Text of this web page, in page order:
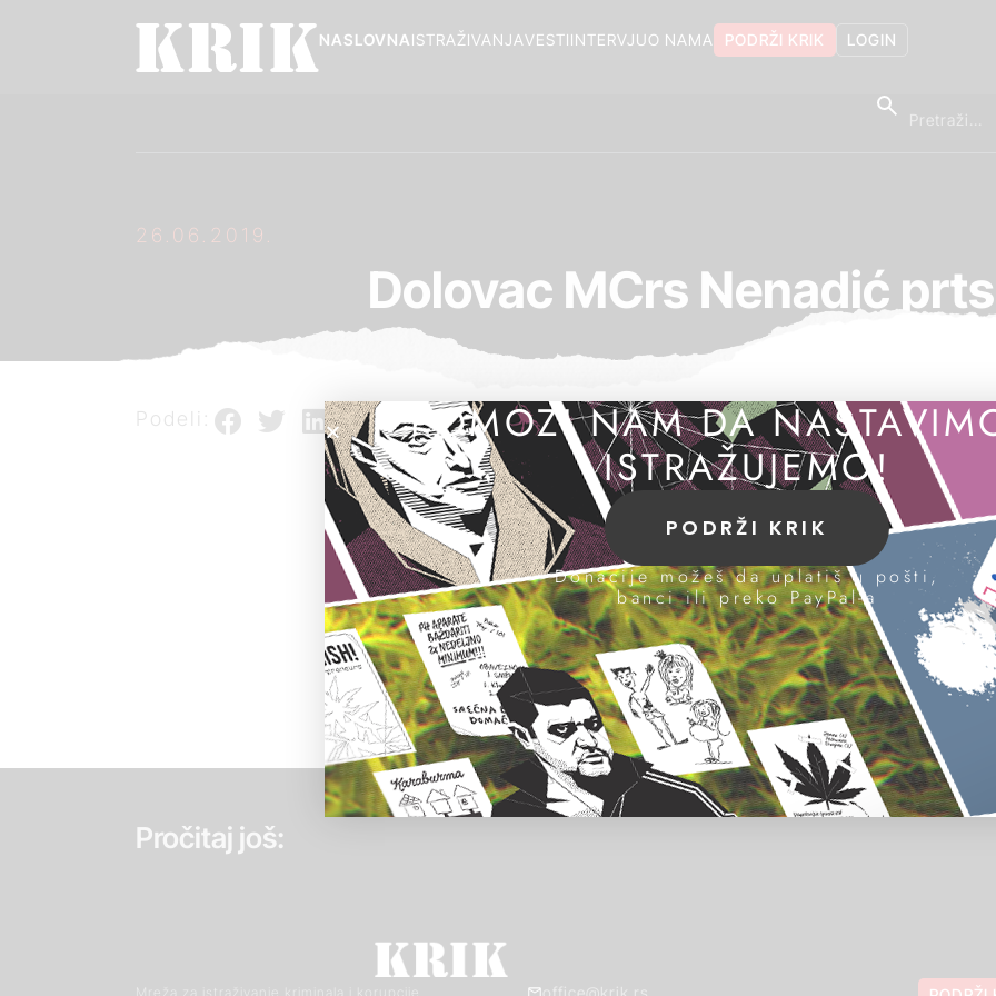
LOGIN
PODRŽI KRIK
O NAMA
INTERVJU
VESTI
ISTRAŽIVANJA
NASLOVNA
26.06.2019.
Dolovac MCrs Nenadić
Podeli:
Pročitaj još:
Mreža za istraživanje kriminala i korupcije office@krik.rs
POMOZI NAM DA
ISTRAŽUJEMO!
PODRŽI KRIK
Donacije možeš da uplatiš u pošti,
banci ili preko PayPal-a